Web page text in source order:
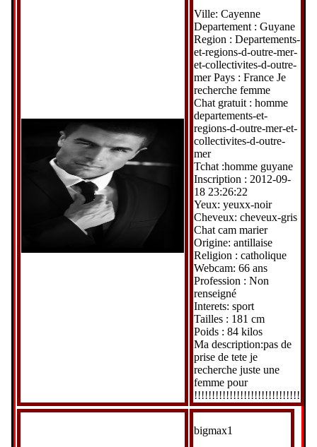
Ville: Cayenne
Departement : Guyane
Region : Departements-
et-regions-d-outre-mer-
et-collectivites-d-outre-
mer Pays : France Je
recherche femme
Chat gratuit : homme
departements-et-
regions-d-outre-mer-et-
collectivites-d-outre-
mer
Tchat :homme guyane
Inscription : 2012-09-
18 23:26:22
Yeux: yeuxx-noir
Cheveux: cheveux-gris
Chat cam marier
Origine: antillaise
Religion : catholique
Webcam: 66 ans
Profession : Non
renseigné
Interets: sport
Tailles : 181 cm
Poids : 84 kilos
Ma description:pas de
prise de tete je
recherche juste une
femme pour
!!!!!!!!!!!!!!!!!!!!!!!!!!!!!!
bigmax1